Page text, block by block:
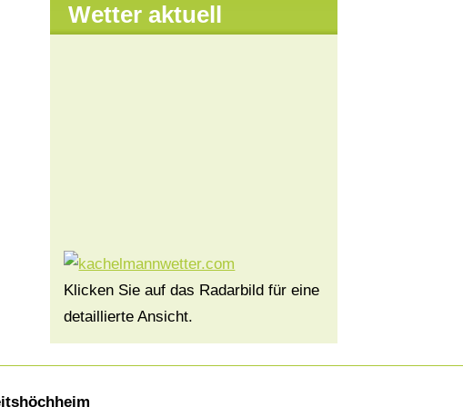
Wetter aktuell
Klicken Sie auf das Radarbild für eine
detaillierte Ansicht.